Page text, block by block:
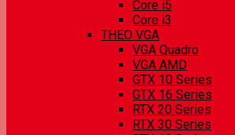
Core i5
Core i3
THEO VGA
VGA Quadro
VGA AMD
GTX 10 Series
GTX 16 Series
RTX 20 Series
RTX 30 Series